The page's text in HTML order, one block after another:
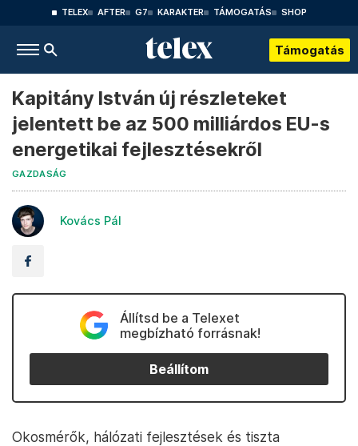
TELEX AFTER G7 KARAKTER TÁMOGATÁS SHOP
Támogatás
Kapitány István új részleteket
jelentett be az 500 milliárdos EU-s
energetikai fejlesztésekről
GAZDASÁG
Kovács Pál
Állítsd be a Telexet
megbízható forrásnak!
Beállítom
Okosmérők, hálózati fejlesztések és tiszta